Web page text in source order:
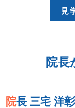
見
院長
院長 三宅 洋彰